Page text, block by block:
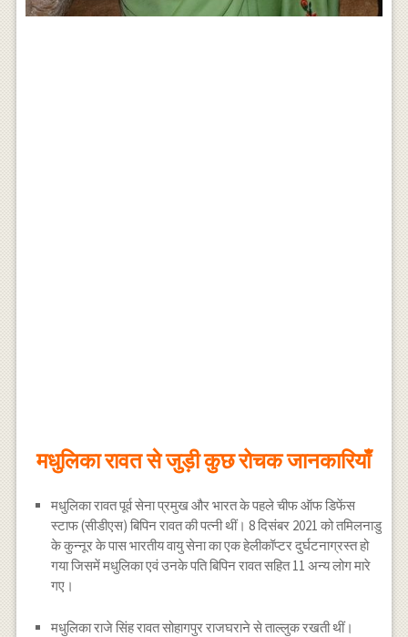
मधुलिका रावत से जुड़ी कुछ रोचक जानकारियाँ
मधुलिका रावत पूर्व सेना प्रमुख और भारत के पहले चीफ ऑफ डिफेंस
स्टाफ (सीडीएस) बिपिन रावत की पत्नी थीं। 8 दिसंबर 2021 को तमिलनाडु
के कुन्नूर के पास भारतीय वायु सेना का एक हेलीकॉप्टर दुर्घटनाग्रस्त हो
गया जिसमें मधुलिका एवं उनके पति बिपिन रावत सहित 11 अन्य लोग मारे
गए।
मधुलिका राजे सिंह रावत सोहागपुर राजघराने से ताल्लुक रखती थीं।